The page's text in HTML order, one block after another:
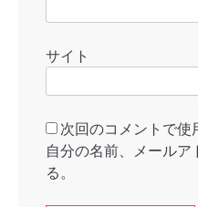
サイト
次回のコメントで使
自分の名前、メール
る。